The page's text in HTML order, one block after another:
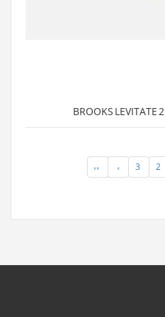
2
3
»
»»